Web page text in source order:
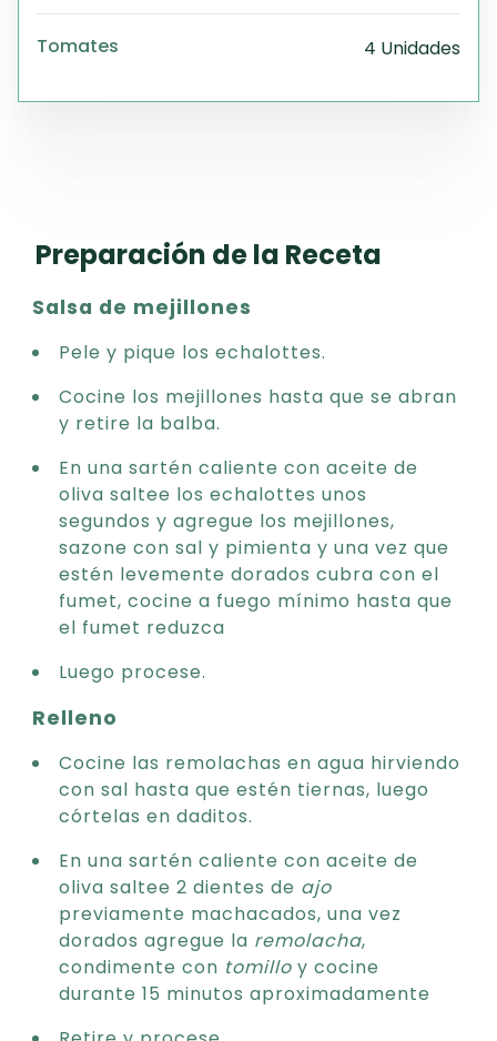
Tomates 4 Unidades
Preparación de la Receta
Salsa de mejillones
Pele y pique los echalottes.
Cocine los mejillones hasta que se abran
y retire la balba.
En una sartén caliente con aceite de
oliva saltee los echalottes unos
segundos y agregue los mejillones,
sazone con sal y pimienta y una vez que
estén levemente dorados cubra con el
fumet, cocine a fuego mínimo hasta que
el fumet reduzca
Luego procese.
Relleno
Cocine las remolachas en agua hirviendo
con sal hasta que estén tiernas, luego
córtelas en daditos.
En una sartén caliente con aceite de
oliva saltee 2 dientes de ajo
previamente machacados, una vez
dorados agregue la remolacha,
condimente con tomillo y cocine
durante 15 minutos aproximadamente